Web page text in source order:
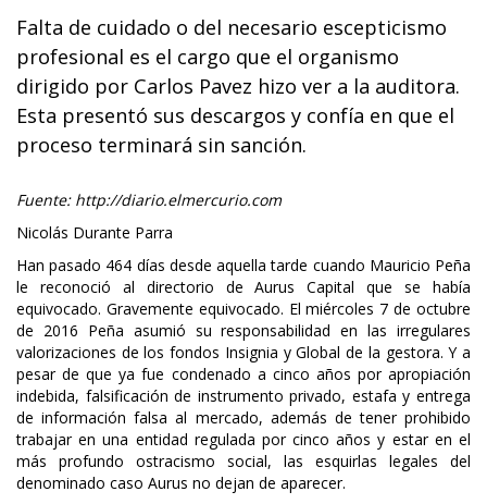
Falta de cuidado o del necesario escepticismo
profesional es el cargo que el organismo
dirigido por Carlos Pavez hizo ver a la auditora.
Esta presentó sus descargos y confía en que el
proceso terminará sin sanción.
Fuente: http://diario.elmercurio.com
Nicolás Durante Parra
Han pasado 464 días desde aquella tarde cuando Mauricio Peña
le reconoció al directorio de Aurus Capital que se había
equivocado. Gravemente equivocado. El miércoles 7 de octubre
de 2016 Peña asumió su responsabilidad en las irregulares
valorizaciones de los fondos Insignia y Global de la gestora. Y a
pesar de que ya fue condenado a cinco años por apropiación
indebida, falsificación de instrumento privado, estafa y entrega
de información falsa al mercado, además de tener prohibido
trabajar en una entidad regulada por cinco años y estar en el
más profundo ostracismo social, las esquirlas legales del
denominado caso Aurus no dejan de aparecer.